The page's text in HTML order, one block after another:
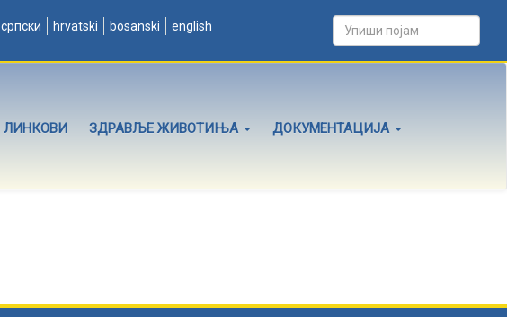
српски hrvatski bosanski english
ЛИНКОВИ ЗДРАВЉЕ ЖИВОТИЊА ДОКУМЕНТАЦИЈА